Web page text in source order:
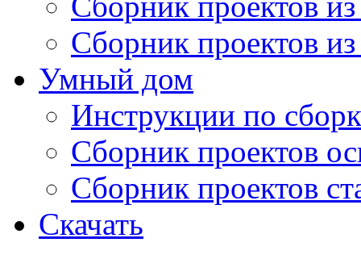
Сборник проектов
Умный дом
Инструкции по
Сборник проектов
Сборник проектов
Скачать